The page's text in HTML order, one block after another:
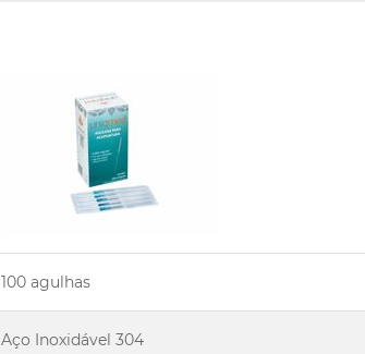
100 agulhas
Aço Inoxidável 304